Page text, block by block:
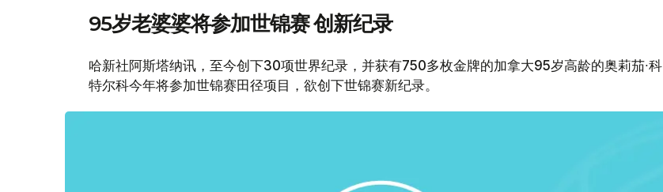
95岁老婆婆将参加世锦赛 创新纪录
哈新社阿斯塔纳讯，至今创下30项世界纪录，并获有750多枚金牌的加拿大95岁高龄的奥莉茄∙科
特尔科今年将参加世锦赛田径项目，欲创下世锦赛新纪录。